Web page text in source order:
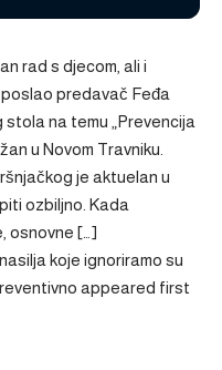
rad s djecom, ali i
predavač Feđa
na temu „Prevencija
u Novom Travniku.
je aktuelan u
ozbiljno. Kada
osnovne […]
koje ignoriramo su
appeared first